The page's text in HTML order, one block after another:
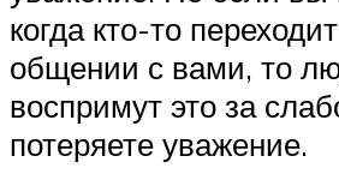
когда кто-то
общении с вами, то
воспримут это за
потеряете уважение.